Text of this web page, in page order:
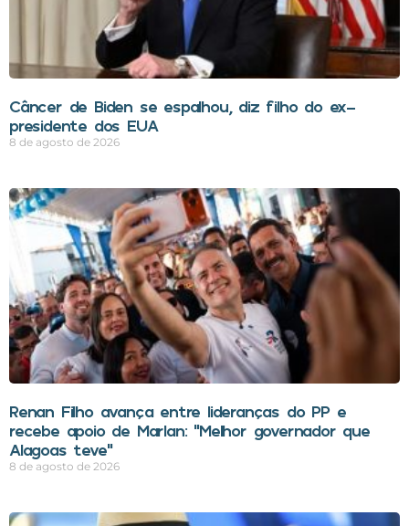
Câncer de Biden se espalhou, diz filho do ex-
presidente dos EUA
8 de agosto de 2026
Renan Filho avança entre lideranças do PP e
recebe apoio de Marlan: “Melhor governador que
Alagoas teve”
8 de agosto de 2026